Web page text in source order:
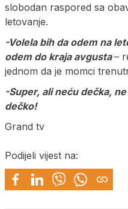
slobodan raspored sa
letovanje.
-Volela bih da odem na
odem do kraja avgusta–
jednom da je momci
-Super, ali neću dečka,
dečko!
Grand tv
Podijeli vijest na: